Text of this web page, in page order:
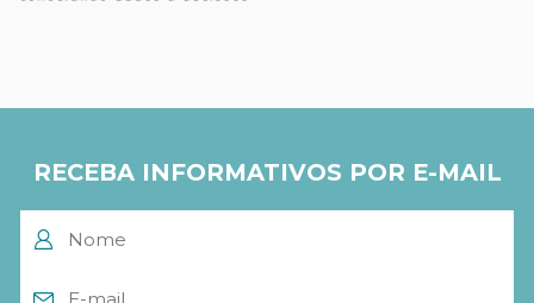
RECEBA INFORMATIVOS POR E-MAIL